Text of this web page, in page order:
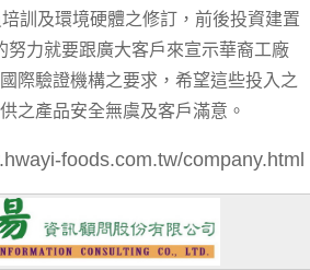
訓及環境硬體之修訂，前後投資建置
努力就要跟廣大客戶來宣示華裔工廠
際驗證機構之要求，希望這些投入之
之產品安全無虞及客戶滿意。
foods.com.tw/company.html